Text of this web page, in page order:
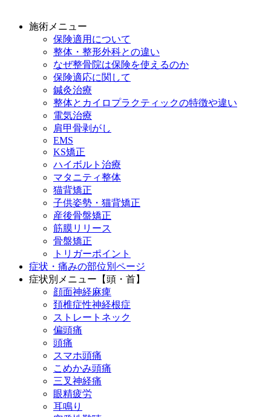
施術メニュー
保険適用について
整体・整形外科との違い
なぜ整骨院は保険を使えるのか
保険適応に関して
鍼灸治療
整体とカイロプラクティックの特徴や違い
電気治療
肩甲骨剥がし
EMS
KS矯正
ハイボルト治療
マタニティ整体
猫背矯正
子供姿勢・猫背矯正
産後骨盤矯正
筋膜リリース
骨盤矯正
トリガーポイント
症状・痛みの部位別ページ
症状別メニュー【頭・首】
顔面神経麻痺
頚椎症性神経根症
ストレートネック
偏頭痛
頭痛
スマホ頭痛
こめかみ頭痛
三叉神経痛
眼精疲労
耳鳴り